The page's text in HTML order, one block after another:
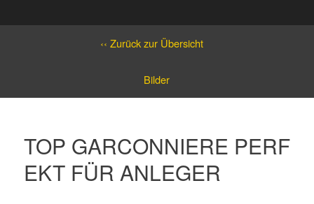
‹‹ Zurück zur Übersicht
Bilder
TOP GARCONNIERE PERF
EKT FÜR ANLEGER